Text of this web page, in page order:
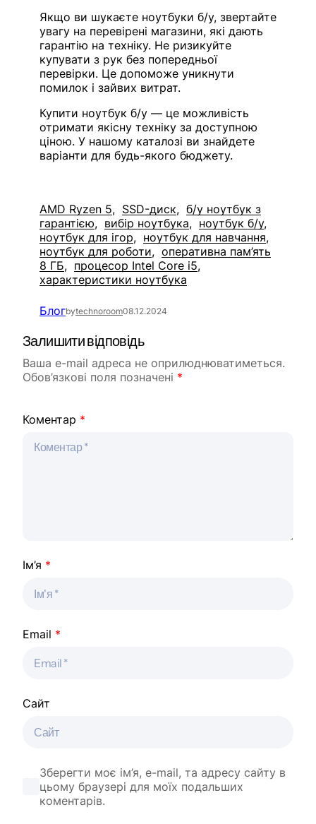
Якщо ви шукаєте ноутбуки б/у, звертайте
увагу на перевірені магазини, які дають
гарантію на техніку. Не ризикуйте
купувати з рук без попередньої
перевірки. Це допоможе уникнути
помилок і зайвих витрат.
Купити ноутбук б/у — це можливість
отримати якісну техніку за доступною
ціною. У нашому каталозі ви знайдете
варіанти для будь-якого бюджету.
AMD Ryzen 5 SSD-диск
б/у ноутбук з
гарантією
вибір ноутбука
ноутбук б/у
ноутбук для ігор
ноутбук для навчання
ноутбук для роботи
оперативна пам’ять
8 ГБ
процесор Intel Core i5
характеристики ноутбука
Блогbytechnoroom08.12.2024
Залишити відповідь
Ваша e-mail адреса не оприлюднюватиметься.
Обов’язкові поля позначені *
Коментар *
Ім’я *
Email *
Сайт
Зберегти моє ім’я, e-mail, та адресу сайту в
цьому браузері для моїх подальших
коментарів.